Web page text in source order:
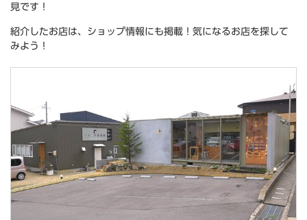
見です！
紹介したお店は、ショップ情報にも掲載！気になるお店を探して
みよう！